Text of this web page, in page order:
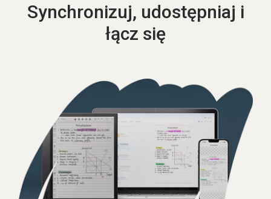
Synchronizuj, udostępniaj i
łącz się